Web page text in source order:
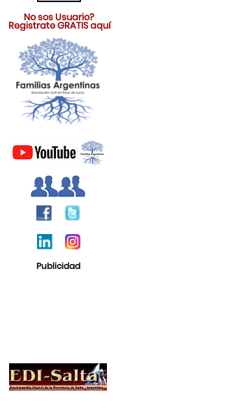
No sos Usuario?
Registrate GRATIS aquí
Publicidad